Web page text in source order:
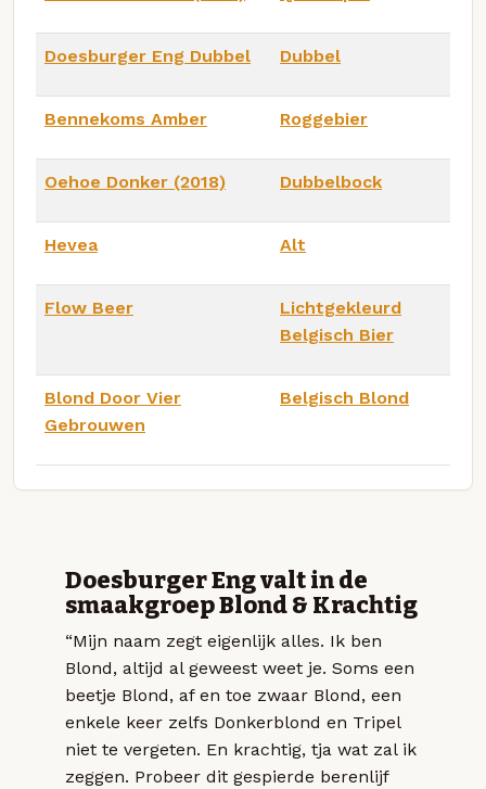
Doesburger Eng Dubbel Dubbel
Bennekoms Amber Roggebier
Oehoe Donker (2018) Dubbelbock
Hevea Alt
Flow Beer
Lichtgekleurd
Belgisch Bier
Blond Door Vier
Gebrouwen
Belgisch Blond
Doesburger Eng valt in de
smaakgroep Blond & Krachtig
“Mijn naam zegt eigenlijk alles. Ik ben
Blond, altijd al geweest weet je. Soms een
beetje Blond, af en toe zwaar Blond, een
enkele keer zelfs Donkerblond en Tripel
niet te vergeten. En krachtig, tja wat zal ik
zeggen. Probeer dit gespierde berenlijf